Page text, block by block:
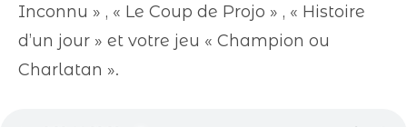
Inconnu » , « Le Coup de Projo » , « Histoire
d’un jour » et votre jeu « Champion ou
Charlatan ».